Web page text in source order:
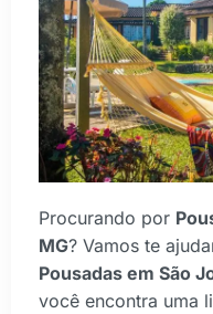
Procurando por
MG? Vamos te
Pousadas em São
você encontra uma